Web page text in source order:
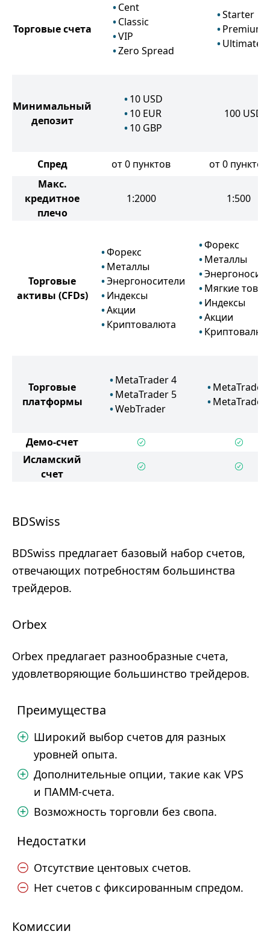
Торговые счета
Cent
Classic
VIP
Zero Spread
Starter
Premium
Ultimate
Минимальный
депозит
10 USD
10 EUR
10 GBP
100 USD
Спред от 0 пунктов
от 0 пунктов
Макс.
кредитное
плечо
1:2000 1:500
Торговые
активы (CFDs)
Форекс
Металлы
Энергоносители
Индексы
Акции
Криптовалюта
Форекс
Металлы
Мягкие
Индексы
Акции
Торговые
платформы
MetaTrader 4
MetaTrader 5
WebTrader
MetaTrader
MetaTrader
Демо-счет
Исламский
счет
BDSwiss
BDSwiss предлагает базовый набор счетов,
отвечающих потребностям большинства
трейдеров.
Orbex
Orbex предлагает разнообразные счета,
удовлетворяющие большинство трейдеров.
Преимущества
Широкий выбор счетов для разных
уровней опыта.
Дополнительные опции, такие как VPS
и ПАММ-счета.
Возможность торговли без свопа.
Недостатки
Отсутствие центовых счетов.
Нет счетов с фиксированным спредом.
Комиссии